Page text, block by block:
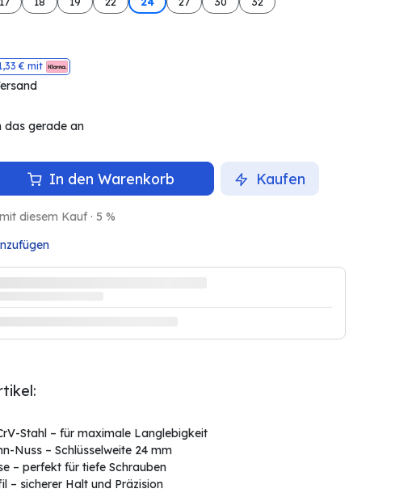
€ mit
das gerade an
In den Warenkorb Kaufen
mit diesem Kauf · 5 %
Stahl – für maximale Langlebigkeit
Nuss – Schlüsselweite 24 mm
– perfekt für tiefe Schrauben
– sicherer Halt und Präzision